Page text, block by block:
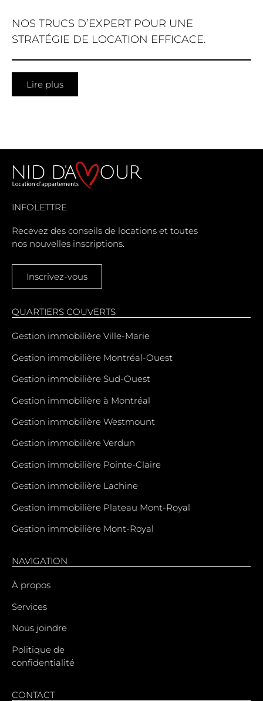
NOS TRUCS D’EXPERT POUR UNE
STRATÉGIE DE LOCATION EFFICACE.
Lire plus
INFOLETTRE
Recevez des conseils de locations et toutes
nos nouvelles inscriptions.
Inscrivez-vous
QUARTIERS COUVERTS
Gestion immobilière Ville-Marie
Gestion immobilière Montréal-Ouest
Gestion immobilière Sud-Ouest
Gestion immobilière à Montréal
Gestion immobilière Westmount
Gestion immobilière Verdun
Gestion immobilière Pointe-Claire
Gestion immobilière Lachine
Gestion immobilière Plateau Mont-Royal
Gestion immobilière Mont-Royal
NAVIGATION
À propos
Services
Nous joindre
Politique de
confidentialité
CONTACT